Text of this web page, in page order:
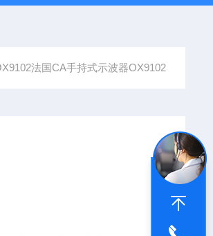
法国CA手持式示波器OX9102